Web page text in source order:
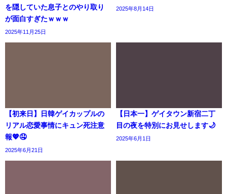
を隠していた息子とのやり取り
が面白すぎたｗｗｗ
2025年11月25日
2025年8月14日
【初来日】日韓ゲイカップルの
リアル恋愛事情にキュン死注意
報💖🤤
2025年6月21日
【日本一】ゲイタウン新宿二丁
目の夜を特別にお見せします🌙
2025年6月1日